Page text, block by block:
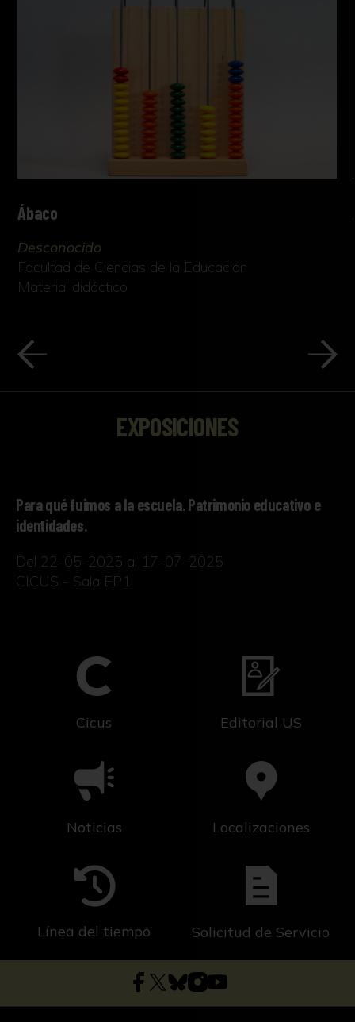
Ábaco
Desconocido
Facultad de Ciencias de la Educación
Material didáctico
EXPOSICIONES
Para qué fuimos a la escuela. Patrimonio educativo e
identidades.
Del 22-05-2025 al 17-07-2025
CICUS - Sala EP1
Cicus Editorial US
Noticias Localizaciones
Línea del tiempo Solicitud de Servicio